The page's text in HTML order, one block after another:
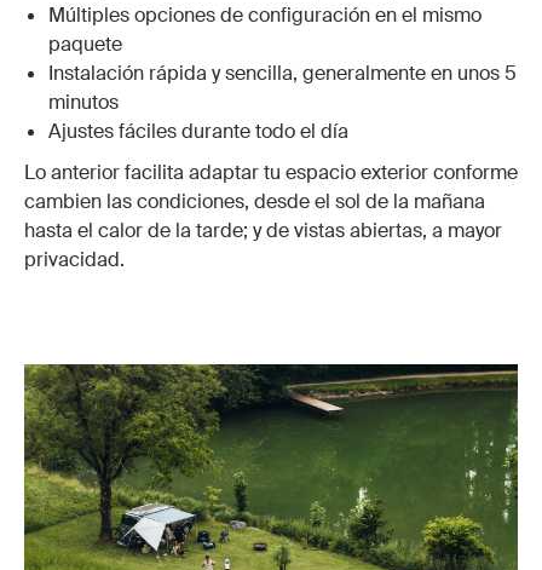
Múltiples opciones de configuración en el mismo
paquete
Instalación rápida y sencilla, generalmente en unos 5
minutos
Ajustes fáciles durante todo el día
Lo anterior facilita adaptar tu espacio exterior conforme
cambien las condiciones, desde el sol de la mañana
hasta el calor de la tarde; y de vistas abiertas, a mayor
privacidad.